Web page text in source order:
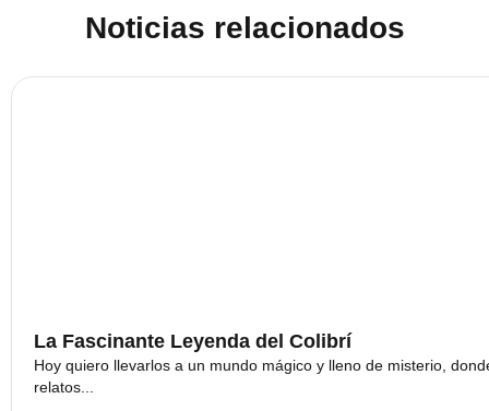
Noticias relacionados
La Fascinante Leyenda del Colibrí
Hoy quiero llevarlos a un mundo mágico y lleno de misterio,
relatos...